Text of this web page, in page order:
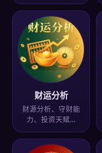
财运分析
财源分析、守财能
力、投资天赋…